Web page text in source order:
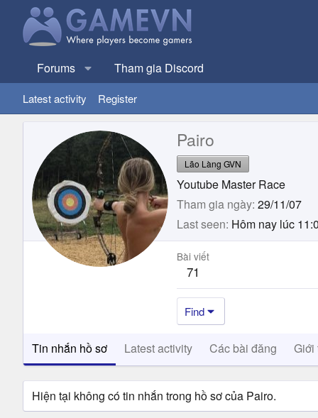
Forums Tham gia Discord
Latest activity Register
Pairo
Lão Làng GVN
Youtube Master Race
Tham gia ngày 29/11/07
Last seen Hôm nay lúc
Bài viết
71
Find
Tin nhắn hồ sơ Latest activity Các bài đăng Giới
Hiện tại không có tin nhắn trong hồ sơ của Pairo.